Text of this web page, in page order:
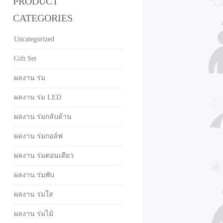
CATEGORIES
Uncategorized
Gift Set
ผลงาน ร่ม
ผลงาน ร่ม LED
ผลงาน ร่มกลับด้าน
ผลงาน ร่มกอล์ฟ
ผลงาน ร่มตอนเดียว
ผลงาน ร่มพับ
ผลงาน ร่มใส
ผลงาน ร่มไม้